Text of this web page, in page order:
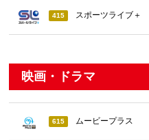
415 スポーツライブ＋
映画・ドラマ
615 ムービープラス